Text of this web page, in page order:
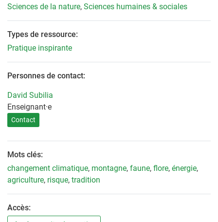
Sciences de la nature, Sciences humaines & sociales
Types de ressource:
Pratique inspirante
Personnes de contact:
David Subilia
Enseignant·e
Contact
Mots clés:
changement climatique, montagne, faune, flore, énergie,
agriculture, risque, tradition
Accès: